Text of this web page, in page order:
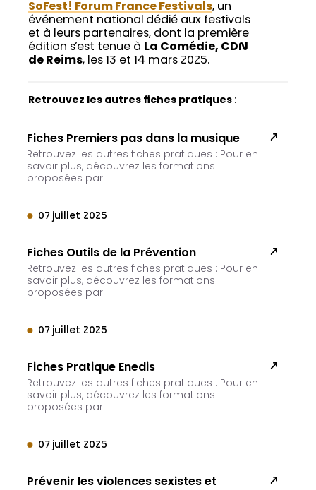
SoFest! Forum France Festivals, un
événement national dédié aux festivals
et à leurs partenaires, dont la première
édition s’est tenue à La Comédie, CDN
de Reims, les 13 et 14 mars 2025.
Retrouvez les autres fiches pratiques :
Fiches Premiers pas dans la musique
Retrouvez les autres fiches pratiques : Pour en
savoir plus, découvrez les formations
proposées par …
07 juillet 2025
Fiches Outils de la Prévention
Retrouvez les autres fiches pratiques : Pour en
savoir plus, découvrez les formations
proposées par …
07 juillet 2025
Fiches Pratique Enedis
Retrouvez les autres fiches pratiques : Pour en
savoir plus, découvrez les formations
proposées par …
07 juillet 2025
Prévenir les violences sexistes et